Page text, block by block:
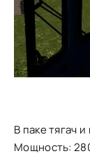
В паке тягач
Мощность: